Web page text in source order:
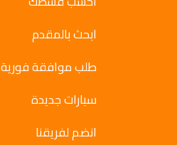
ابحث بالمقدم
طلب موافقة فورية
سيارات جديدة
انضم لفريقنا